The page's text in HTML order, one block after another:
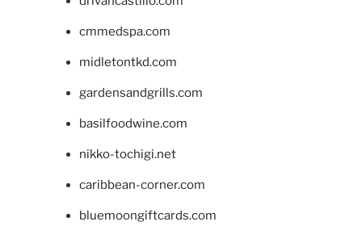
cmmedspa.com
midletontkd.com
gardensandgrills.com
basilfoodwine.com
nikko-tochigi.net
caribbean-corner.com
bluemoongiftcards.com